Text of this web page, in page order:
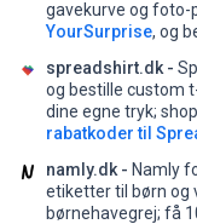
gavekurve og foto-
YourSurprise, og
spreadshirt.dk -
og bestille custom
dine egne tryk;
rabatkoder til
namly.dk - Namly
etiketter til børn og
børnehavegrej; få